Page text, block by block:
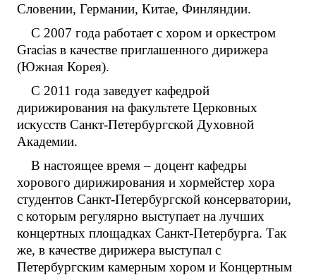
Словении, Германии, Китае, Финляндии.
С 2007 года работает с хором и оркестром
Gracias в качестве приглашенного дирижера
(Южная Корея).
С 2011 года заведует кафедрой
дирижирования на факультете Церковных
искусств Санкт-Петербургской Духовной
Академии.
В настоящее время – доцент кафедры
хорового дирижирования и хормейстер хора
студентов Санкт-Петербургской консерватории,
с которым регулярно выступает на лучших
концертных площадках Санкт-Петербурга. Так
же, в качестве дирижера выступал с
Петербургским камерным хором и Концертным